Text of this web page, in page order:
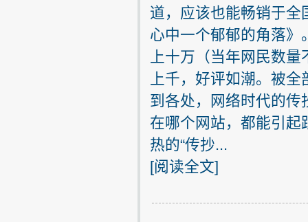
道，应该也能畅销于
心中一个郁郁的角落》
上十万（当年网民数
上千，好评如潮。被
到各处，网络时代的
在哪个网站，都能引
热的“传抄...
[阅读全文]